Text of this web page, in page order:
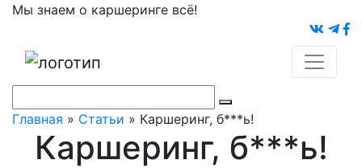
Мы знаем о каршеринге всё!
Главная » Статьи » Каршеринг, б***ь!
Каршеринг, б***ь!